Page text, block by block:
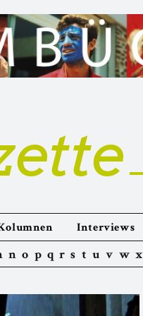
Interviews
n o p q r s t u v w x